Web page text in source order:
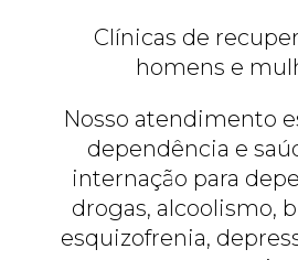
Clínicas de
homens e
Nosso atendimento
dependência e
internação para
drogas, alcoolismo,
esquizofrenia,